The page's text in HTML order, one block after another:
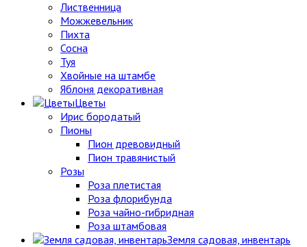
Лиственница
Можжевельник
Пихта
Сосна
Туя
Хвойные на штамбе
Яблоня декоративная
Цветы
Ирис бородатый
Пионы
Пион древовидный
Пион травянистый
Розы
Роза плетистая
Роза флорибунда
Роза чайно-гибридная
Роза штамбовая
Земля садовая, инвентарь